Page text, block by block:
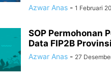
Azwar Anas - 1 Februari
SOP Permohonan
Data FIP2B
Azwar Anas - 27